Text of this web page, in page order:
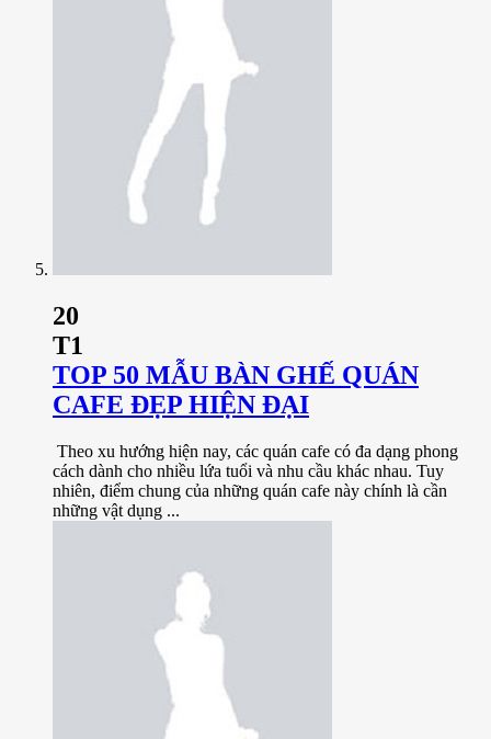
20
T1
TOP 50 MẪU BÀN GHẾ QUÁN
CAFE ĐẸP HIỆN ĐẠI
Theo xu hướng hiện nay, các quán cafe có đa dạng phong
cách dành cho nhiều lứa tuổi và nhu cầu khác nhau. Tuy
nhiên, điểm chung của những quán cafe này chính là cần
những vật dụng ...